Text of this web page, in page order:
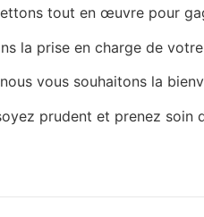
tout en œuvre pour
la prise en charge de votre
vous souhaitons la
prudent et prenez soin